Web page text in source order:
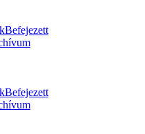
Befejezett
Befejezett